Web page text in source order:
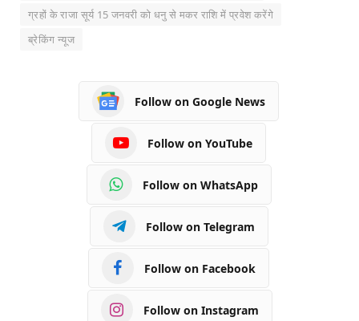
ग्रहों के राजा सूर्य 15 जनवरी को धनु से मकर राशि में प्रवेश करेंगे
ब्रेकिंग न्यूज
Follow on Google News
Follow on YouTube
Follow on WhatsApp
Follow on Telegram
Follow on Facebook
Follow on Instagram